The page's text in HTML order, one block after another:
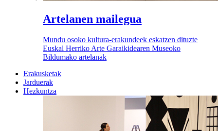
Artelanen mailegua
Mundu osoko kultura-erakundeek eskatzen dituzte
Euskal Herriko Arte Garaikidearen Museoko
Bildumako artelanak
Erakusketak
Jarduerak
Hezkuntza